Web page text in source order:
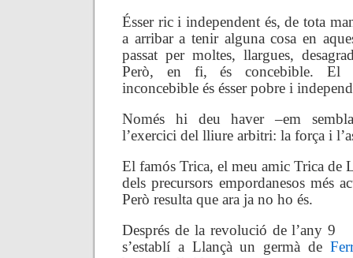
Ésser ric i independent és, de tota
a arribar a tenir alguna cosa en
passat per moltes, llargues,
Però, en fi, és concebible. El
inconcebible és ésser pobre i
Només hi deu haver –em
l’exercici del lliure arbitri: la força i
El famós Trica, el meu amic Trica de
dels precursors empordanesos més
Però resulta que ara ja no ho és.
Després de la revolució de l’any 9
s’establí a Llançà un germà de